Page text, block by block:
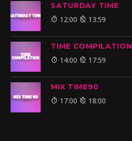
SATURDAY TIME
12:00 13:59
TIME COMPILATION
14:00 17:59
MIX TIME90
17:00 18:00